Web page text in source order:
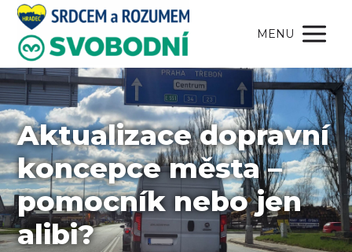
MENU
Aktualizace dopravní
koncepce města –
pomocník nebo jen
alibi?